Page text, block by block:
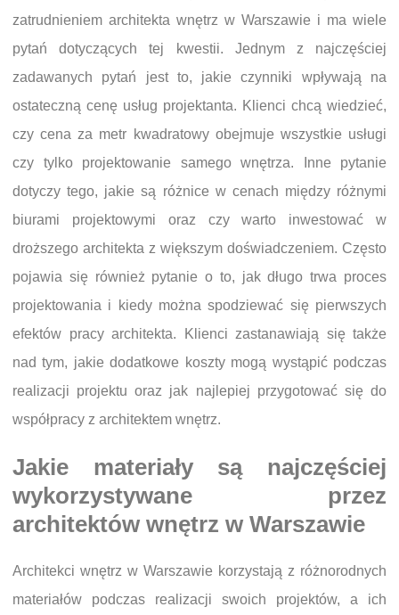
zatrudnieniem architekta wnętrz w Warszawie i ma wiele
pytań dotyczących tej kwestii. Jednym z najczęściej
zadawanych pytań jest to, jakie czynniki wpływają na
ostateczną cenę usług projektanta. Klienci chcą wiedzieć,
czy cena za metr kwadratowy obejmuje wszystkie usługi
czy tylko projektowanie samego wnętrza. Inne pytanie
dotyczy tego, jakie są różnice w cenach między różnymi
biurami projektowymi oraz czy warto inwestować w
droższego architekta z większym doświadczeniem. Często
pojawia się również pytanie o to, jak długo trwa proces
projektowania i kiedy można spodziewać się pierwszych
efektów pracy architekta. Klienci zastanawiają się także
nad tym, jakie dodatkowe koszty mogą wystąpić podczas
realizacji projektu oraz jak najlepiej przygotować się do
współpracy z architektem wnętrz.
Jakie materiały są najczęściej
wykorzystywane przez
architektów wnętrz w Warszawie
Architekci wnętrz w Warszawie korzystają z różnorodnych
materiałów podczas realizacji swoich projektów, a ich